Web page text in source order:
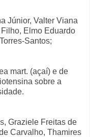
Júnior, Valter Viana
Elmo Eduardo
Santos;
mart. (açaí) e de
sobre a
Graziele Freitas de
Carvalho, Thamires